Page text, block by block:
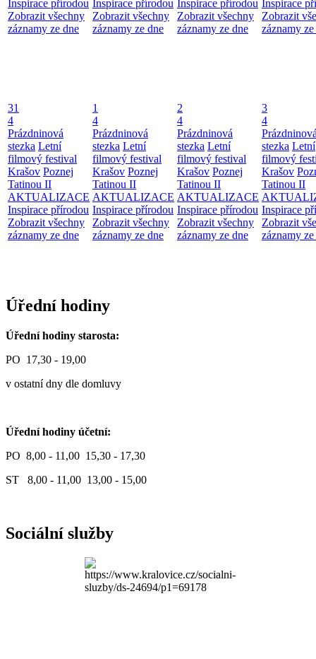
Inspirace přírodou
Zobrazit všechny
záznamy ze dne
Inspirace přírodou
Zobrazit všechny
záznamy ze dne
Inspirace přírodou
Zobrazit všechny
záznamy ze dne
Inspirace
Zobrazit
záznamy
31
4
Prázdninová
stezka Letní
filmový festival
Krašov Poznej
Tatinou II
AKTUALIZACE
Inspirace přírodou
Zobrazit všechny
záznamy ze dne
1
4
Prázdninová
stezka Letní
filmový festival
Krašov Poznej
Tatinou II
AKTUALIZACE
Inspirace přírodou
Zobrazit všechny
záznamy ze dne
2
4
Prázdninová
stezka Letní
filmový festival
Krašov Poznej
Tatinou II
AKTUALIZACE
Inspirace přírodou
Zobrazit všechny
záznamy ze dne
3
4
stezka Letní
filmový
Krašov
Tatinou II
Inspirace
Zobrazit
záznamy
Úřední hodiny
Úřední hodiny starosta:
PO 17,30 - 19,00
v ostatní dny dle domluvy
Úřední hodiny účetní:
PO 8,00 - 11,00 15,30 - 17,30
ST 8,00 - 11,00 13,00 - 15,00
Sociální služby